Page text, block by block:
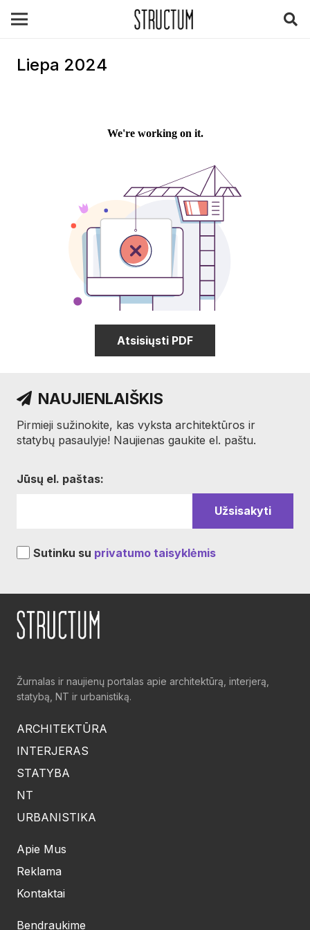
Liepa 2024
Atsisiųsti PDF
NAUJIENLAIŠKIS
Pirmieji sužinokite, kas vyksta architektūros ir
statybų pasaulyje! Naujienas gaukite el. paštu.
Jūsų el. paštas:
Sutinku su privatumo taisyklėmis
Žurnalas ir naujienų portalas apie architektūrą, interjerą,
statybą, NT ir urbanistiką.
ARCHITEKTŪRA
INTERJERAS
STATYBA
NT
URBANISTIKA
Apie Mus
Reklama
Kontaktai
Bendraukime